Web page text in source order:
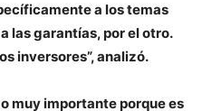
a los temas
las garantías, por el otro.
inversores”, analizó.
muy importante porque es